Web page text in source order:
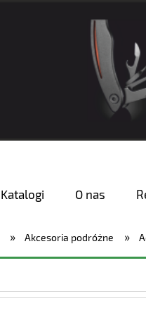
Katalogi O nas
» Akcesoria podróżne »